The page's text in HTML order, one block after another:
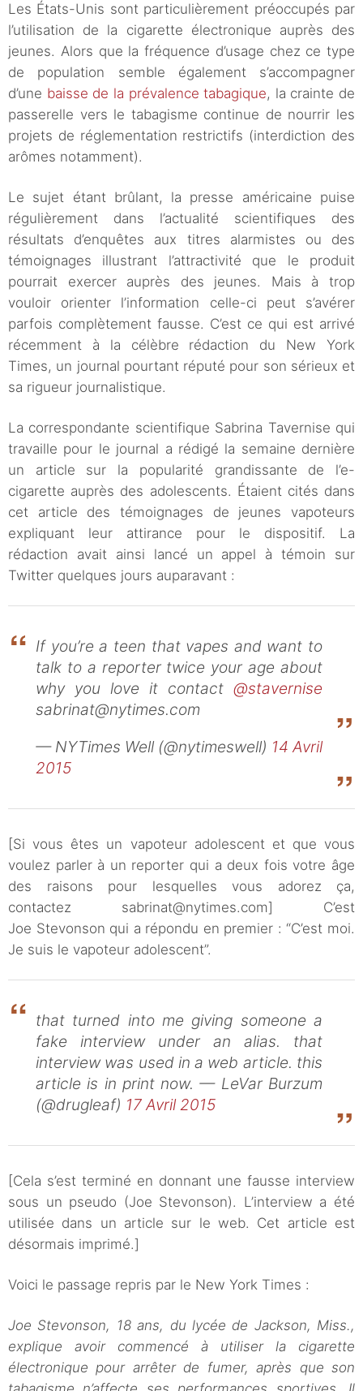
Les États-Unis sont particulièrement préoccupés par
l’utilisation de la cigarette électronique auprès des
jeunes. Alors que la fréquence d’usage chez ce type
de population semble également s’accompagner
d’une baisse de la prévalence tabagique, la crainte de
passerelle vers le tabagisme continue de nourrir les
projets de réglementation restrictifs (interdiction des
arômes notamment).
Le sujet étant brûlant, la presse américaine puise
régulièrement dans l’actualité scientifiques des
résultats d’enquêtes aux titres alarmistes ou des
témoignages illustrant l’attractivité que le produit
pourrait exercer auprès des jeunes. Mais à trop
vouloir orienter l’information celle-ci peut s’avérer
parfois complètement fausse. C’est ce qui est arrivé
récemment à la célèbre rédaction du New York
Times, un journal pourtant réputé pour son sérieux et
sa rigueur journalistique.
La correspondante scientifique Sabrina Tavernise qui
travaille pour le journal a rédigé la semaine dernière
un article sur la popularité grandissante de l’e-
cigarette auprès des adolescents. Étaient cités dans
cet article des témoignages de jeunes vapoteurs
expliquant leur attirance pour le dispositif. La
rédaction avait ainsi lancé un appel à témoin sur
Twitter quelques jours auparavant :
If you’re a teen that vapes and want to
talk to a reporter twice your age about
why you love it contact @stavernise
sabrinat@nytimes.com
— NYTimes Well (@nytimeswell) 14 Avril
2015
[Si vous êtes un vapoteur adolescent et que vous
voulez parler à un reporter qui a deux fois votre âge
des raisons pour lesquelles vous adorez ça,
contactez sabrinat@nytimes.com] C’est
Joe Stevonson qui a répondu en premier : “C’est moi.
Je suis le vapoteur adolescent”.
that turned into me giving someone a
fake interview under an alias. that
interview was used in a web article. this
article is in print now. — LeVar Burzum
(@drugleaf) 17 Avril 2015
[Cela s’est terminé en donnant une fausse interview
sous un pseudo (Joe Stevonson). L’interview a été
utilisée dans un article sur le web. Cet article est
désormais imprimé.]
Voici le passage repris par le New York Times :
Joe Stevonson, 18 ans, du lycée de Jackson, Miss.,
explique avoir commencé à utiliser la cigarette
électronique pour arrêter de fumer, après que son